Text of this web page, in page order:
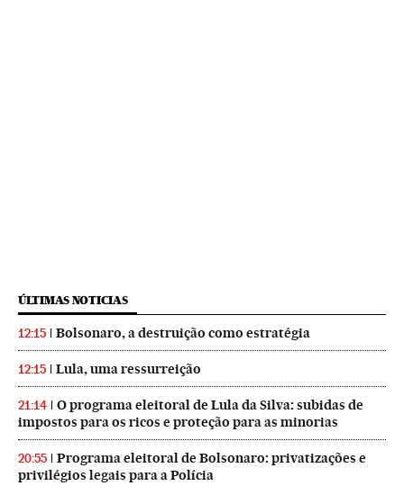
ÚLTIMAS NOTICIAS
12:15 Bolsonaro, a destruição como estratégia
12:15 Lula, uma ressurreição
21:14
O programa eleitoral de Lula da Silva: subidas de
impostos para os ricos e proteção para as minorias
20:55
Programa eleitoral de Bolsonaro: privatizações e
privilégios legais para a Polícia